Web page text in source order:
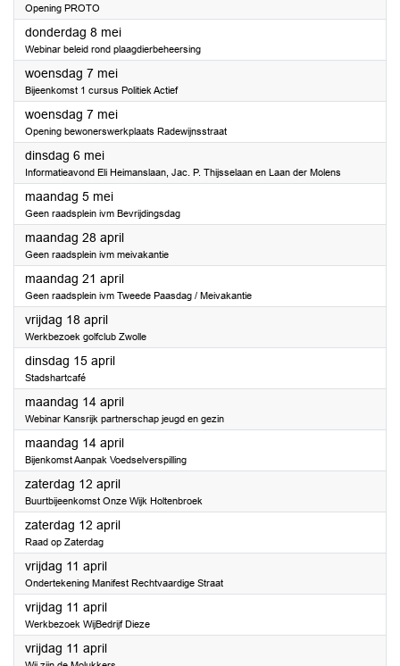
Opening PROTO
donderdag 8 mei2025
Webinar beleid rond plaagdierbeheersing
woensdag 7 mei2025
Bijeenkomst 1 cursus Politiek Actief
woensdag 7 mei2025
Opening bewonerswerkplaats Radewijnsstraat
dinsdag 6 mei2025
Informatieavond Eli Heimanslaan, Jac. P. Thijsselaan en Laan der Molens
maandag 5 mei2025
Geen raadsplein ivm Bevrijdingsdag
maandag 28 april2025
Geen raadsplein ivm meivakantie
maandag 21 april2025
Geen raadsplein ivm Tweede Paasdag / Meivakantie
vrijdag 18 april2025
Werkbezoek golfclub Zwolle
dinsdag 15 april2025
Stadshartcafé
maandag 14 april2025
Webinar Kansrijk partnerschap jeugd en gezin
maandag 14 april2025
Bijenkomst Aanpak Voedselverspilling
zaterdag 12 april2025
Buurtbijeenkomst Onze Wijk Holtenbroek
zaterdag 12 april2025
Raad op Zaterdag
vrijdag 11 april2025
Ondertekening Manifest Rechtvaardige Straat
vrijdag 11 april2025
Werkbezoek WijBedrijf Dieze
vrijdag 11 april2025